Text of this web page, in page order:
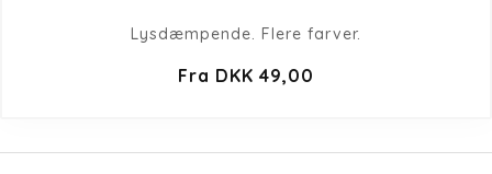
Lysdæmpende. Flere farver.
Fra DKK 49,00